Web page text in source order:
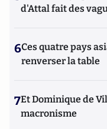
d'Attal fait des
6Ces quatre pays
renverser la table
7Et Dominique de
macronisme